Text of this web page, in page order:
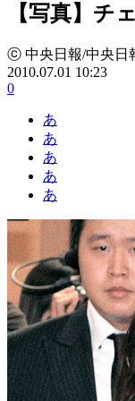
【写真】チ
ⓒ 中央日報/中央日
2010.07.01 10:23
0
あ
あ
あ
あ
あ